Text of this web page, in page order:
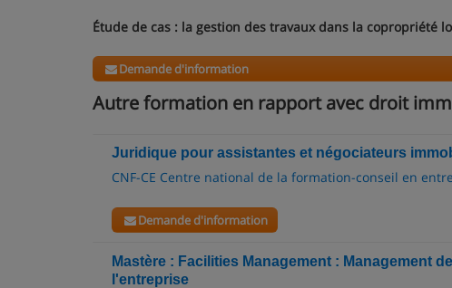
Étude de cas : la gestion des travaux dans la copropriété
Demande d'information
Autre formation en rapport avec droit
Juridique pour assistantes et négociateurs
CNF-CE Centre national de la formation-conseil en
Demande d'information
Mastère : Facilities Management : Management
l'entreprise